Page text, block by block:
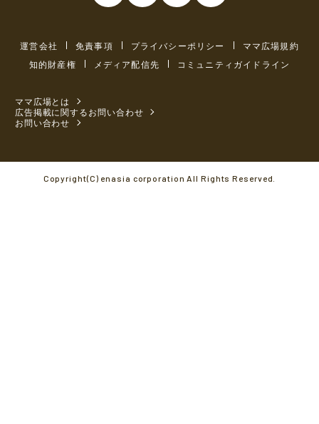
運営会社 免責事項 プライバシーポリシー
ママ広場規約
知的財産権
メディア配信先 コミュニティガイドライン
ママ広場とは
広告掲載に関するお問い合わせ
お問い合わせ
Copyright(C) enasia corporation All Rights Reserved.